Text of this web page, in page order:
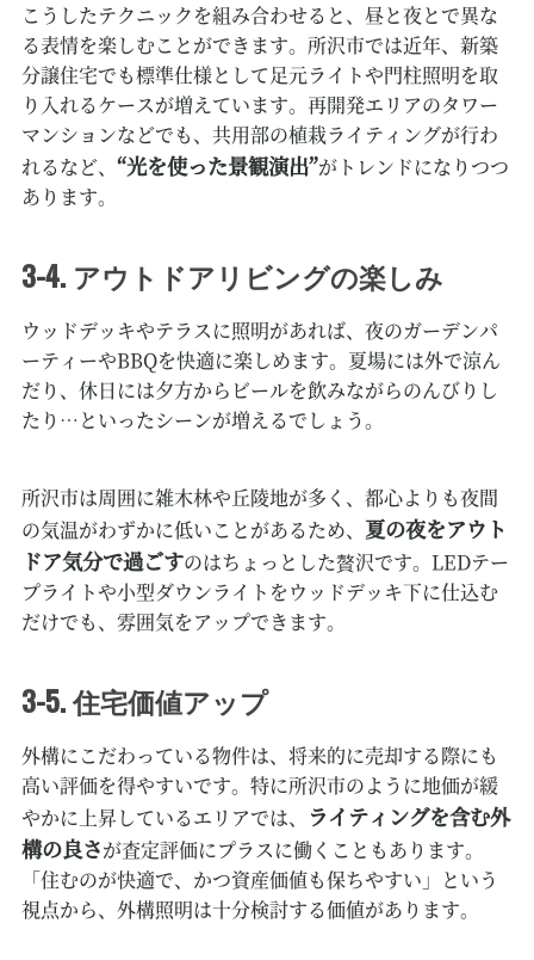
こうしたテクニックを組み合わせると、昼と夜とで異な
る表情を楽しむことができます。所沢市では近年、新築
分譲住宅でも標準仕様として足元ライトや門柱照明を取
り入れるケースが増えています。再開発エリアのタワー
マンションなどでも、共用部の植栽ライティングが行わ
れるなど、 “光を使った景観演出”がトレンドになりつつ
あります。
3-4. アウトドアリビングの楽しみ
ウッドデッキやテラスに照明があれば、夜のガーデンパ
ーティーやBBQを快適に楽しめます。夏場には外で涼ん
だり、休日には夕方からビールを飲みながらのんびりし
たり…といったシーンが増えるでしょう。
所沢市は周囲に雑木林や丘陵地が多く、都心よりも夜間
の気温がわずかに低いことがあるため、 夏の夜をアウト
ドア気分で過ごすのはちょっとした贅沢です。LEDテー
プライトや小型ダウンライトをウッドデッキ下に仕込む
だけでも、雰囲気をアップできます。
3-5. 住宅価値アップ
外構にこだわっている物件は、将来的に売却する際にも
高い評価を得やすいです。特に所沢市のように地価が緩
やかに上昇しているエリアでは、
ライティングを含む外
構の良さが査定評価にプラスに働くこともあります。
「住むのが快適で、かつ資産価値も保ちやすい」という
視点から、外構照明は十分検討する価値があります。